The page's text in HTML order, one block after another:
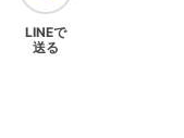
LINEで
送る